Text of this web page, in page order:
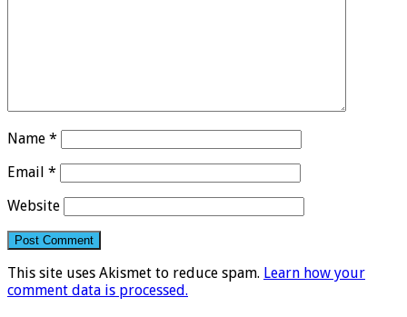
Name *
Email *
Website
This site uses Akismet to reduce spam. Learn how your
comment data is processed.